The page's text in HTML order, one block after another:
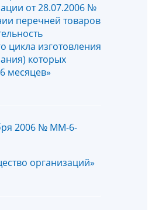
от 28.07.2006 №
перечней товаров
цикла изготовления
которых
месяцев»
2006 № ММ-6-
организаций»